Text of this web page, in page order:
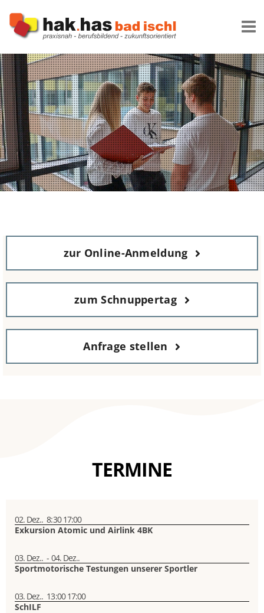
Inhalt
springen
zur Online-Anmeldung
zum Schnuppertag
Anfrage stellen
TERMINE
02. Dez.. 8:3017:00
Exkursion Atomic und Airlink 4BK
03. Dez.. - 04. Dez..
Sportmotorische Testungen unserer Sportler
03. Dez.. 13:0017:00
SchILF